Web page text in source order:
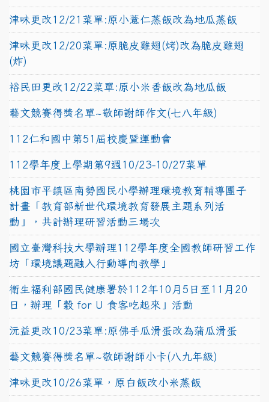
津味更改12/21菜單:原小薏仁蒸飯改為地瓜蒸飯
津味更改12/20菜單:原脆皮雞翅(烤)改為脆皮雞翅
(炸)
裕民田更改12/22菜單:原小米香飯改為地瓜飯
藝文競賽得獎名單~敬師謝師作文(七八年級)
112仁和國中第51屆校慶暨運動會
112學年度上學期第9週10/23-10/27菜單
桃園市平鎮區南勢國民小學辦理環境教育輔導團子
計畫「教育部新世代環境教育發展主題系列活
動」，共計辦理研習活動三場次
國立臺灣科技大學辦理112學年度全國教師研習工作
坊「環境議題融入行動導向教學」
衛生福利部國民健康署於112年10月5日至11月20
日，辦理「穀 for U 食客吃起來」活動
沅益更改10/23菜單:原佛手瓜滑蛋改為蒲瓜滑蛋
藝文競賽得獎名單~敬師謝師小卡(八九年級)
津味更改10/26菜單，原白飯改小米蒸飯